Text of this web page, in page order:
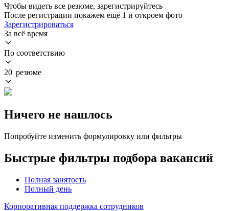
Чтобы видеть все резюме, зарегистрируйтесь
После регистрации покажем ещё 1 и откроем фото
Зарегистрироваться
За всё время
По соответствию
20 резюме
Ничего не нашлось
Попробуйте изменить формулировку или фильтры
Быстрые фильтры подбора вакансий
Полная занятость
Полный день
Корпоративная поддержка сотрудников